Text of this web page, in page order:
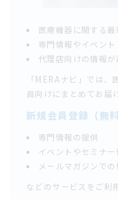
医療機器に関する
専門情報やイベン
代理店向けの情報が
「MERAナビ」では
員向けにまとめてお届
新規会員登録（無料
専門情報の提供
イベントやセミナー
メールマガジンでの
などのサービスをご利